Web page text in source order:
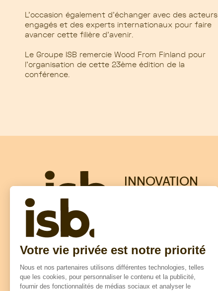
L’occasion également d’échanger avec des acteurs
engagés et des experts internationaux pour faire
avancer cette filière d’avenir.
Le Groupe ISB remercie Wood From Finland pour
l’organisation de cette 23ème édition de la
conférence.
INNOVATION